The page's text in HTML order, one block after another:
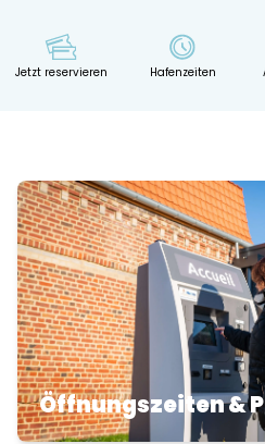
Jetzt reservieren Hafenzeiten
Öffnungszeiten &